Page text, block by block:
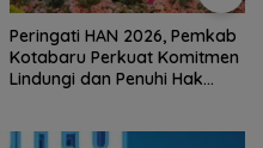
Peringati HAN 2026, Pemkab
Kotabaru Perkuat Komitmen
Lindungi dan Penuhi Hak